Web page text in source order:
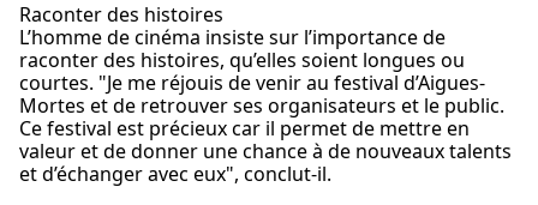
Raconter des histoires
L’homme de cinéma insiste sur l’importance de
raconter des histoires, qu’elles soient longues ou
courtes. "Je me réjouis de venir au festival d’Aigues-
Mortes et de retrouver ses organisateurs et le public.
Ce festival est précieux car il permet de mettre en
valeur et de donner une chance à de nouveaux talents
et d’échanger avec eux", conclut-il.